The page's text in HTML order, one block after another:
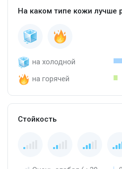
На каком типе кожи лучше
на холодной
на горячей
Стойкость